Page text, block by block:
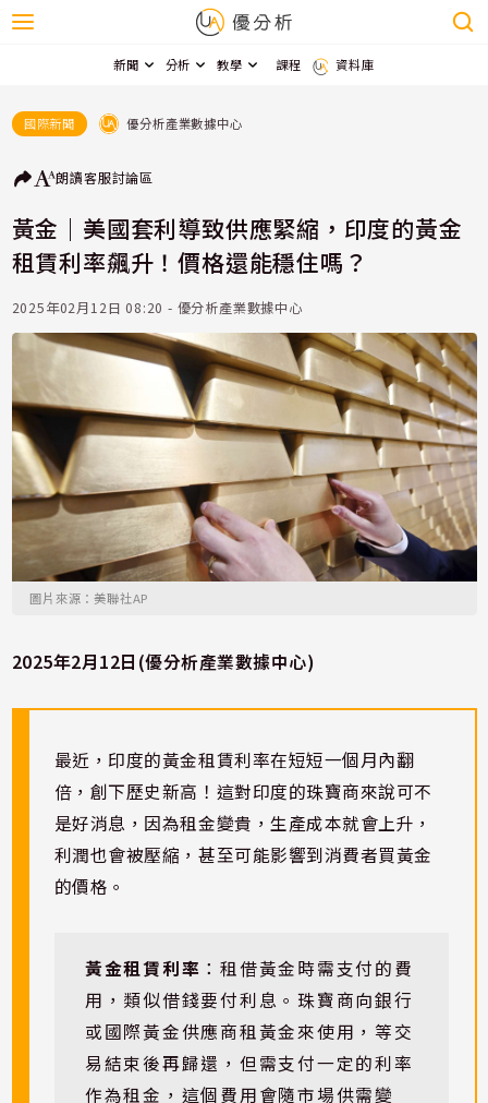
新聞 分析 教學 課程 資料庫
國際新聞 優分析產業數據中心
朗讀客服討論區
黃金｜美國套利導致供應緊縮，印度的黃金
租賃利率飆升！價格還能穩住嗎？
2025年02月12日 08:20 - 優分析產業數據中心
圖片來源：美聯社AP
2025年2月12日(優分析產業數據中心)
最近，印度的黃金租賃利率在短短一個月內翻
倍，創下歷史新高！這對印度的珠寶商來說可不
是好消息，因為租金變貴，生產成本就會上升，
利潤也會被壓縮，甚至可能影響到消費者買黃金
的價格。
黃金租賃利率 ：租借黃金時需支付的費
用，類似借錢要付利息。珠寶商向銀行
或國際黃金供應商租黃金來使用，等交
易結束後再歸還，但需支付一定的利率
作為租金，這個費用會隨市場供需變